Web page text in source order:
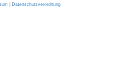
Datenschutzverordnung